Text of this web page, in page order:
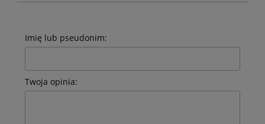
Imię lub pseudonim:
Twoja opinia: